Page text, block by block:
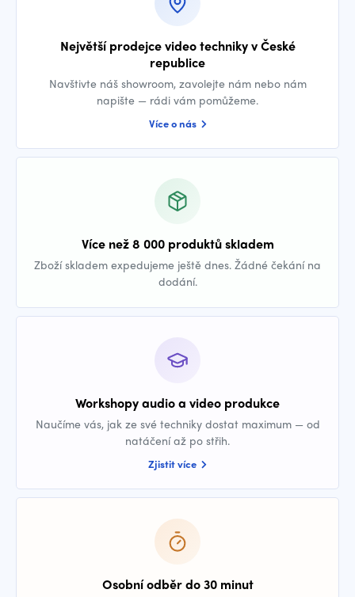
Největší prodejce video techniky v České
republice
Navštivte náš showroom, zavolejte nám nebo nám
napište — rádi vám pomůžeme.
Více o nás
Více než 8 000 produktů skladem
Zboží skladem expedujeme ještě dnes. Žádné čekání na
dodání.
Workshopy audio a video produkce
Naučíme vás, jak ze své techniky dostat maximum — od
natáčení až po střih.
Zjistit více
Osobní odběr do 30 minut